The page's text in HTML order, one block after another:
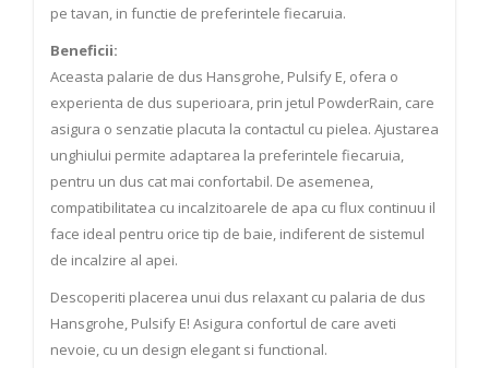
pe tavan, in functie de preferintele fiecaruia.
Beneficii:
Aceasta palarie de dus Hansgrohe, Pulsify E, ofera o
experienta de dus superioara, prin jetul PowderRain, care
asigura o senzatie placuta la contactul cu pielea. Ajustarea
unghiului permite adaptarea la preferintele fiecaruia,
pentru un dus cat mai confortabil. De asemenea,
compatibilitatea cu incalzitoarele de apa cu flux continuu il
face ideal pentru orice tip de baie, indiferent de sistemul
de incalzire al apei.
Descoperiti placerea unui dus relaxant cu palaria de dus
Hansgrohe, Pulsify E! Asigura confortul de care aveti
nevoie, cu un design elegant si functional.